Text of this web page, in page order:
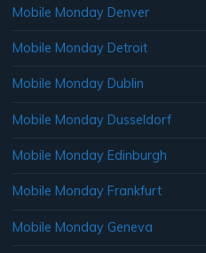
Mobile Monday Denver
Mobile Monday Detroit
Mobile Monday Dublin
Mobile Monday Dusseldorf
Mobile Monday Edinburgh
Mobile Monday Frankfurt
Mobile Monday Geneva